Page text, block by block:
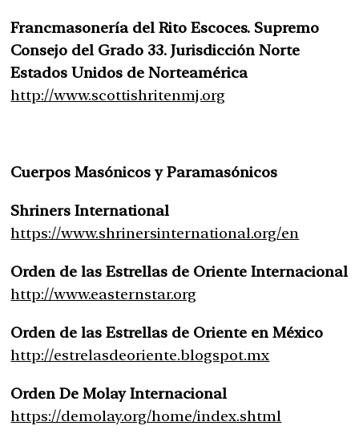
Francmasonería del Rito Escoces. Supremo
Consejo del Grado 33. Jurisdicción Norte
Estados Unidos de Norteamérica
http://www.scottishritenmj.org
Cuerpos Masónicos y Paramasónicos
Shriners International
https://www.shrinersinternational.org/en
Orden de las Estrellas de Oriente Internacional
http://www.easternstar.org
Orden de las Estrellas de Oriente en México
http://estrelasdeoriente.blogspot.mx
Orden De Molay Internacional
https://demolay.org/home/index.shtml